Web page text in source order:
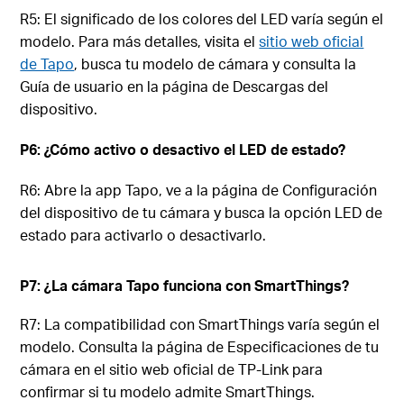
R5: El significado de los colores del LED varía según el
modelo. Para más detalles, visita elsitio web oficial
de Tapo, busca tu modelo de cámara y consulta la
Guía de usuario en la página de Descargas del
dispositivo.
P6: ¿Cómo activo o desactivo el LED de estado?
R6: Abre la app Tapo, ve a la página de Configuración
del dispositivo de tu cámara y busca la opción LED de
estado para activarlo o desactivarlo.
P7: ¿La cámara Tapo funciona con SmartThings?
R7: La compatibilidad con SmartThings varía según el
modelo. Consulta la página de Especificaciones de tu
cámara en el sitio web oficial de TP-Link para
confirmar si tu modelo admite SmartThings.